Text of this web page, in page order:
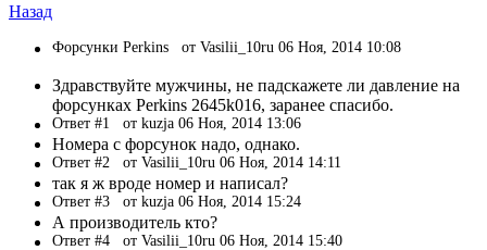
Назад
Форсунки Perkins от Vasilii_10ru 06 Ноя, 2014 10:08
Здравствуйте мужчины, не падскажете ли давление на
форсунках Perkins 2645k016, заранее спасибо.
Ответ #1 от kuzja 06 Ноя, 2014 13:06
Номера с форсунок надо, однако.
Ответ #2 от Vasilii_10ru 06 Ноя, 2014 14:11
так я ж вроде номер и написал?
Ответ #3 от kuzja 06 Ноя, 2014 15:24
А производитель кто?
Ответ #4 от Vasilii_10ru 06 Ноя, 2014 15:40